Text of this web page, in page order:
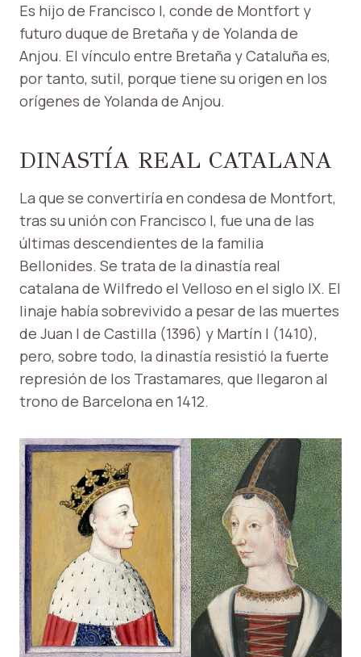
Es hijo de Francisco I, conde de Montfort y
futuro duque de Bretaña y de Yolanda de
Anjou. El vínculo entre Bretaña y Cataluña es,
por tanto, sutil, porque tiene su origen en los
orígenes de Yolanda de Anjou.
DINASTÍA REAL CATALANA
La que se convertiría en condesa de Montfort,
tras su unión con Francisco I, fue una de las
últimas descendientes de la familia
Bellonides. Se trata de la dinastía real
catalana de Wilfredo el Velloso en el siglo IX. El
linaje había sobrevivido a pesar de las muertes
de Juan I de Castilla (1396) y Martín I (1410),
pero, sobre todo, la dinastía resistió la fuerte
represión de los Trastamares, que llegaron al
trono de Barcelona en 1412.